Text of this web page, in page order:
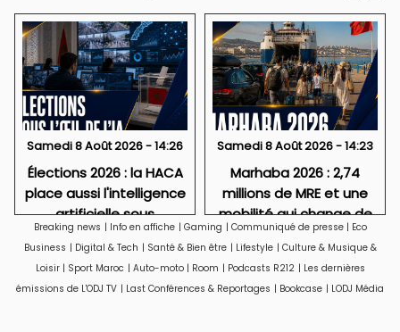
Samedi 8 Août 2026 - 14:26
Élections 2026 : la HACA
place aussi l'intelligence
artificielle sous
surveillance
Samedi 8 Août 2026 - 14:23
Marhaba 2026 : 2,74
millions de MRE et une
mobilité qui change de
visage
Breaking news | Info en affiche | Gaming | Communiqué de presse | Eco
Business | Digital & Tech | Santé & Bien être | Lifestyle | Culture & Musique &
Loisir | Sport Maroc | Auto-moto | Room | Podcasts R212 | Les dernières
émissions de L'ODJ TV | Last Conférences & Reportages | Bookcase | LODJ Média